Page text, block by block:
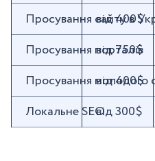
Просування сайту в
від 400$
Просування порталів
від 750$
Просування молодого
від 400$
Локальне SEOвід 300$